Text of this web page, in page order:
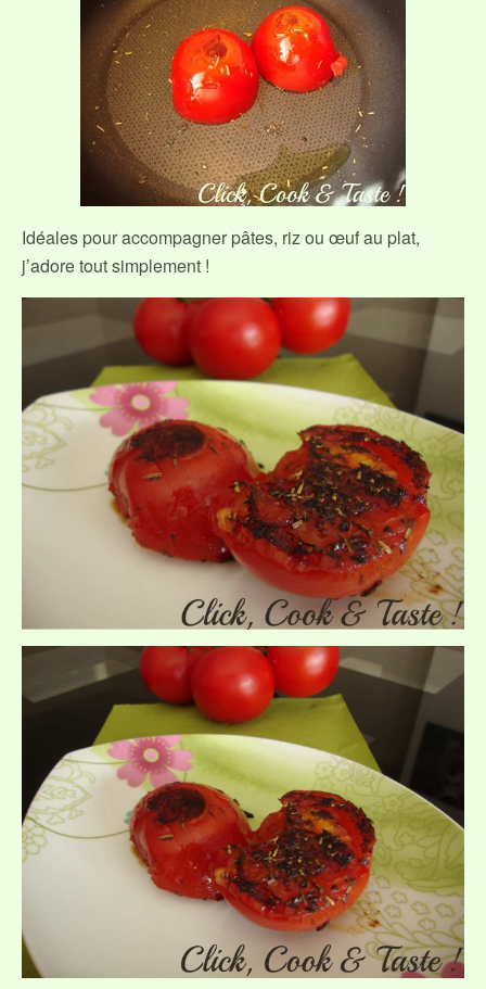
Idéales pour accompagner pâtes, riz ou œuf au plat,
j’adore tout simplement !